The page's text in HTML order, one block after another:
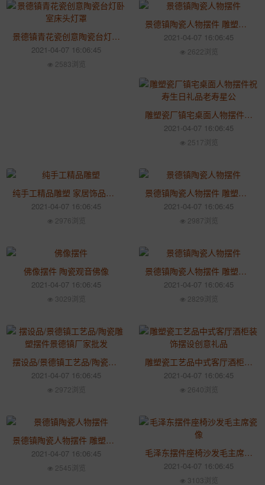
景德镇青花瓷创意陶瓷台灯卧室床头灯罩 厂家定制批发
2021-04-07 16:06:45
2583浏览
景德镇陶瓷人物摆件 雕塑瓷厂批发定制
2021-04-07 16:06:45
2622浏览
雕塑瓷厂镇宅桌面人物摆件祝寿生日礼品老寿星公
2021-04-07 16:06:45
2517浏览
纯手工精品雕塑 家居饰品摆件陶瓷工艺 佛像摆件
2021-04-07 16:06:45
2976浏览
景德镇陶瓷人物摆件 雕塑瓷厂批发定制
2021-04-07 16:06:45
2987浏览
佛像摆件 陶瓷观音佛像
2021-04-07 16:06:45
3029浏览
景德镇陶瓷人物摆件 雕塑瓷厂批发定制
2021-04-07 16:06:45
2829浏览
摆设品/景德镇工艺品/陶瓷雕塑摆件景德镇厂家批发
2021-04-07 16:06:45
2972浏览
雕塑瓷工艺品中式客厅酒柜装饰摆设创意礼品
2021-04-07 16:06:45
2640浏览
景德镇陶瓷人物摆件 雕塑瓷厂批发定制创意
2021-04-07 16:06:45
2545浏览
毛泽东摆件座椅沙发毛主席瓷像
2021-04-07 16:06:45
3103浏览